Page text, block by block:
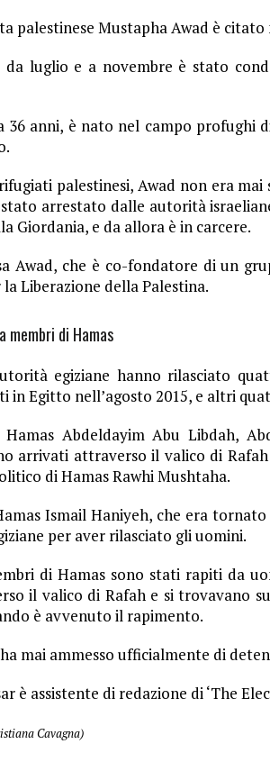
palestinese Mustapha Awad è
da luglio e a novembre è stato
36 anni, è nato nel campo
palestinesi, Awad non era
arrestato dalle autorità
Giordania, e da allora è in carcere.
Awad, che è co-fondatore di un
Liberazione della Palestina.
membri di Hamas
egiziane hanno rilasciato
in Egitto nell’agosto 2015, e altri
Abdeldayim Abu Libdah,
arrivati attraverso il valico di
di Hamas Rawhi Mushtaha.
Ismail Haniyeh, che era
per aver rilasciato gli uomini.
di Hamas sono stati rapiti da
il valico di Rafah e si trovavano
è avvenuto il rapimento.
mai ammesso ufficialmente di
è assistente di redazione di ‘The
Cavagna)